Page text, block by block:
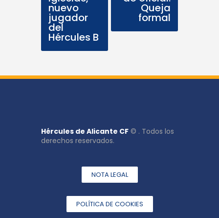
nuevo
jugador
del
Hércules B
Queja
formal
Hércules de Alicante CF © . Todos los
derechos reservados.
NOTA LEGAL
POLÍTICA DE COOKIES